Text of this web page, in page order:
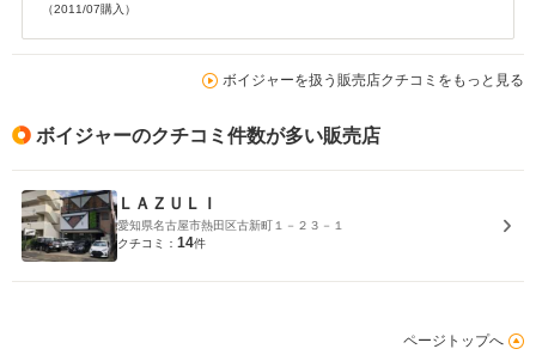
（2011/07購入）
ボイジャーを扱う販売店クチコミをもっと見る
ボイジャーのクチコミ件数が多い販売店
ＬＡＺＵＬＩ
愛知県名古屋市熱田区古新町１－２３－１
クチコミ： 14件
ページトップへ